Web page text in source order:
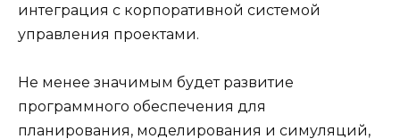
интеграция с корпоративной системой
управления проектами.
Не менее значимым будет развитие
программного обеспечения для
планирования, моделирования и симуляций,